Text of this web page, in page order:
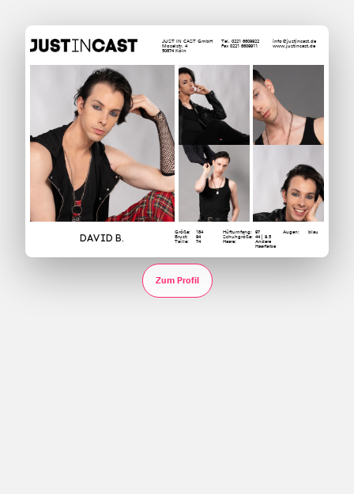
JUST IN CAST GmbH
Moselstr. 4
50674 Köln
Tel. 0221 6609922
Fax 0221 6609911
info@justincast.de
www.justincast.de
David B.
Größe: 184 Hüftumfang: 97 Augen: blau
Brust: 94 Schuhgröße: 44 | 9.5
Taille: 74 Haare: Andere
Haarfarbe
Zum Profil